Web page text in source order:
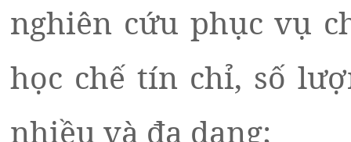
nghiên cứu phục vụ
học chế tín chỉ, số
nhiều và đa dạng;